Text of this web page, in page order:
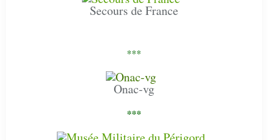
Secours de France
***
Onac-vg
***